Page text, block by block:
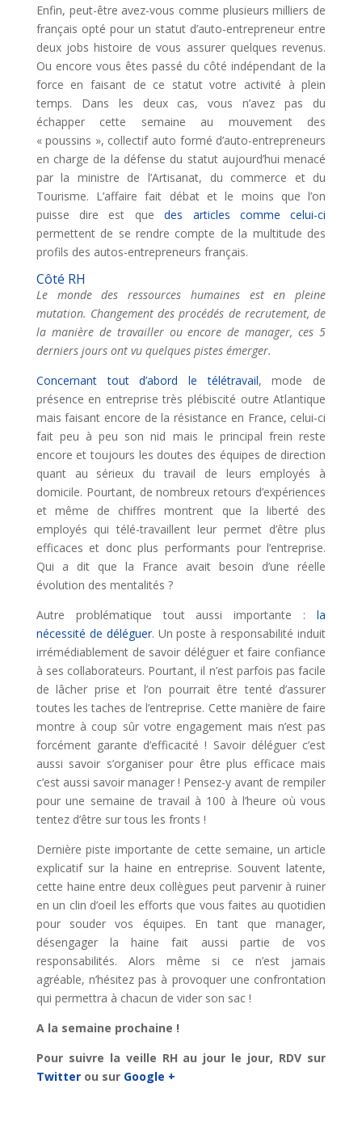
Enfin, peut-être avez-vous comme plusieurs milliers de
français opté pour un statut d’auto-entrepreneur entre
deux jobs histoire de vous assurer quelques revenus.
Ou encore vous êtes passé du côté indépendant de la
force en faisant de ce statut votre activité à plein
temps. Dans les deux cas, vous n’avez pas du
échapper cette semaine au mouvement des
« poussins », collectif auto formé d’auto-entrepreneurs
en charge de la défense du statut aujourd’hui menacé
par la ministre de l’Artisanat, du commerce et du
Tourisme. L’affaire fait débat et le moins que l’on
puisse dire est quedes articles comme celui-ci
permettent de se rendre compte de la multitude des
profils des autos-entrepreneurs français.
Côté RH
Le monde des ressources humaines est en pleine
mutation. Changement des procédés de recrutement, de
la manière de travailler ou encore de manager, ces 5
derniers jours ont vu quelques pistes émerger.
Concernant tout d’abord le télétravail, mode de
présence en entreprise très plébiscité outre Atlantique
mais faisant encore de la résistance en France, celui-ci
fait peu à peu son nid mais le principal frein reste
encore et toujours les doutes des équipes de direction
quant au sérieux du travail de leurs employés à
domicile. Pourtant, de nombreux retours d’expériences
et même de chiffres montrent que la liberté des
employés qui télé-travaillent leur permet d’être plus
efficaces et donc plus performants pour l’entreprise.
Qui a dit que la France avait besoin d’une réelle
évolution des mentalités ?
Autre problématique tout aussi importante :la
nécessité de déléguer. Un poste à responsabilité induit
irrémédiablement de savoir déléguer et faire confiance
à ses collaborateurs. Pourtant, il n’est parfois pas facile
de lâcher prise et l’on pourrait être tenté d’assurer
toutes les taches de l’entreprise. Cette manière de faire
montre à coup sûr votre engagement mais n’est pas
forcément garante d’efficacité ! Savoir déléguer c’est
aussi savoir s’organiser pour être plus efficace mais
c’est aussi savoir manager ! Pensez-y avant de rempiler
pour une semaine de travail à 100 à l’heure où vous
tentez d’être sur tous les fronts !
Dernière piste importante de cette semaine, un article
explicatif sur la haine en entreprise. Souvent latente,
cette haine entre deux collègues peut parvenir à ruiner
en un clin d’oeil les efforts que vous faites au quotidien
pour souder vos équipes. En tant que manager,
désengager la haine fait aussi partie de vos
responsabilités. Alors même si ce n’est jamais
agréable, n’hésitez pas à provoquer une confrontation
qui permettra à chacun de vider son sac !
A la semaine prochaine !
Pour suivre la veille RH au jour le jour, RDV sur
Twitterou sur Google +